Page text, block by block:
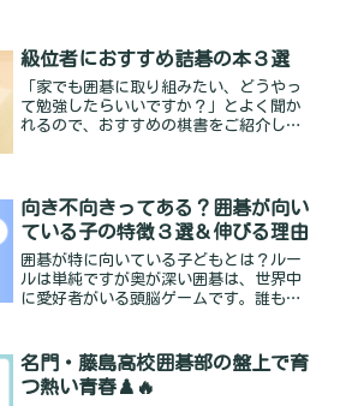
級位者におすすめ詰碁の本３選
「家でも囲碁に取り組みたい、どうやっ
て勉強したらいいですか？」とよく聞か
れるので、おすすめの棋書をご紹介した
い本を選んで繰り返し解くRead more...
向き不向きってある？囲碁が向い
ている子の特徴３選＆伸びる理由
囲碁が特に向いている子どもとは？ルー
ルは単純ですが奥が深い囲碁は、世界中
に愛好者がいる頭脳ゲームです。誰もが
1. 論理的思考能力が高い囲碁は複雑な戦
略を要するゲームですRead more...
名門・藤島高校囲碁部の盤上で育
つ熱い青春♟️🔥